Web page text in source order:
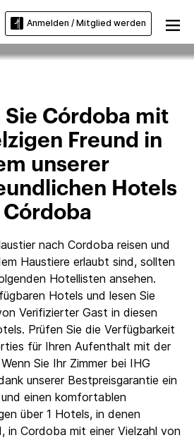
Anmelden / Mitglied werden
Hotels in
Sie Córdoba mit
Freund in
unserer
Hotels
Córdoba
nach Cordoba reisen und
Haustiere erlaubt sind, sollten
Hotellisten ansehen.
Hotels und lesen Sie
Verifizierter Gast in diesen
Prüfen Sie die Verfügbarkeit
für Ihren Aufenthalt mit der
Sie Ihr Zimmer bei IHG
unserer Bestpreisgarantie ein
einen komfortablen
über 1 Hotels, in denen
in Cordoba mit einer Vielzahl von